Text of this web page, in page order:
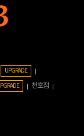
UPGRADE
천호점